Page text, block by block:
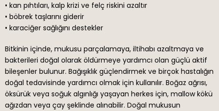
• kan pıhtıları, kalp krizi ve felç riskini azaltır
• böbrek taşlarını giderir
• karaciğer sağlığını destekler
Bitkinin içinde, mukusu parçalamaya, iltihabı azaltmaya ve
bakterileri doğal olarak öldürmeye yardımcı olan güçlü aktif
bileşenler bulunur. Bağışıklık güçlendirmek ve birçok hastalığın
doğal tedavisinde yardımcı olmak için kullanılır. Boğaz ağrısı,
öksürük veya soğuk algınlığı yaşayan herkes için, mallow kökü
ağızdan veya çay şeklinde alınabilir. Doğal mukusun